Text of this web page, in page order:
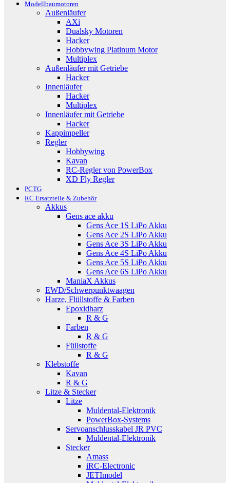
Modellbaumotoren
Außenläufer
AXi
Dualsky Motoren
Hacker
Hobbywing Platinum Motor
Multiplex
Außenläufer mit Getriebe
Hacker
Innenläufer
Hacker
Multiplex
Innenläufer mit Getriebe
Hacker
Kappimpeller
Regler
Hobbywing
Kavan
RC-Regler von PowerBox
XD Fly Regler
PCTG
RC Ersatzteile & Zubehör
Akkus
Gens ace akku
Gens Ace 1S LiPo Akku
Gens Ace 2S LiPo Akku
Gens Ace 3S LiPo Akku
Gens Ace 4S LiPo Akku
Gens Ace 5S LiPo Akku
Gens Ace 6S LiPo Akku
ManiaX Akkus
EWD/Schwerpunktwaagen
Harze, Flüllstoffe & Farben
Epoxidharz
R & G
Farben
R & G
Füllstoffe
R & G
Klebstoffe
Kavan
R & G
Litze & Stecker
Litze
Muldental-Elektronik
PowerBox-Systems
Servoanschlusskabel JR PVC
Muldental-Elektronik
Stecker
Amass
iRC-Electronic
JETImodel